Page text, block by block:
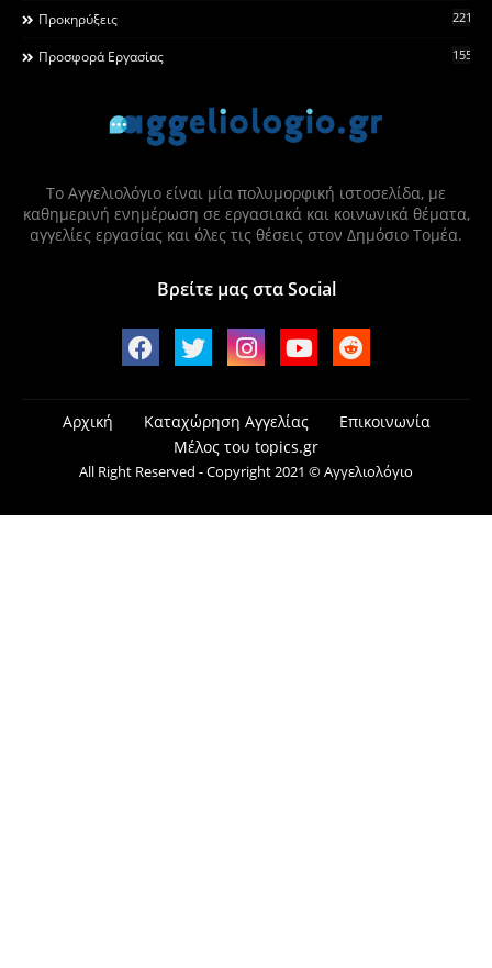
Προκηρύξεις 2215
Προσφορά Εργασίας 155
Το Αγγελιολόγιο είναι μία πολυμορφική ιστοσελίδα, με
καθημερινή ενημέρωση σε εργασιακά και κοινωνικά θέματα,
αγγελίες εργασίας και όλες τις θέσεις στον Δημόσιο Τομέα.
Βρείτε μας στα Social
Αρχική Καταχώρηση Αγγελίας
Επικοινωνία
Μέλος του topics.gr
All Right Reserved - Copyright 2021 © Αγγελιολόγιο